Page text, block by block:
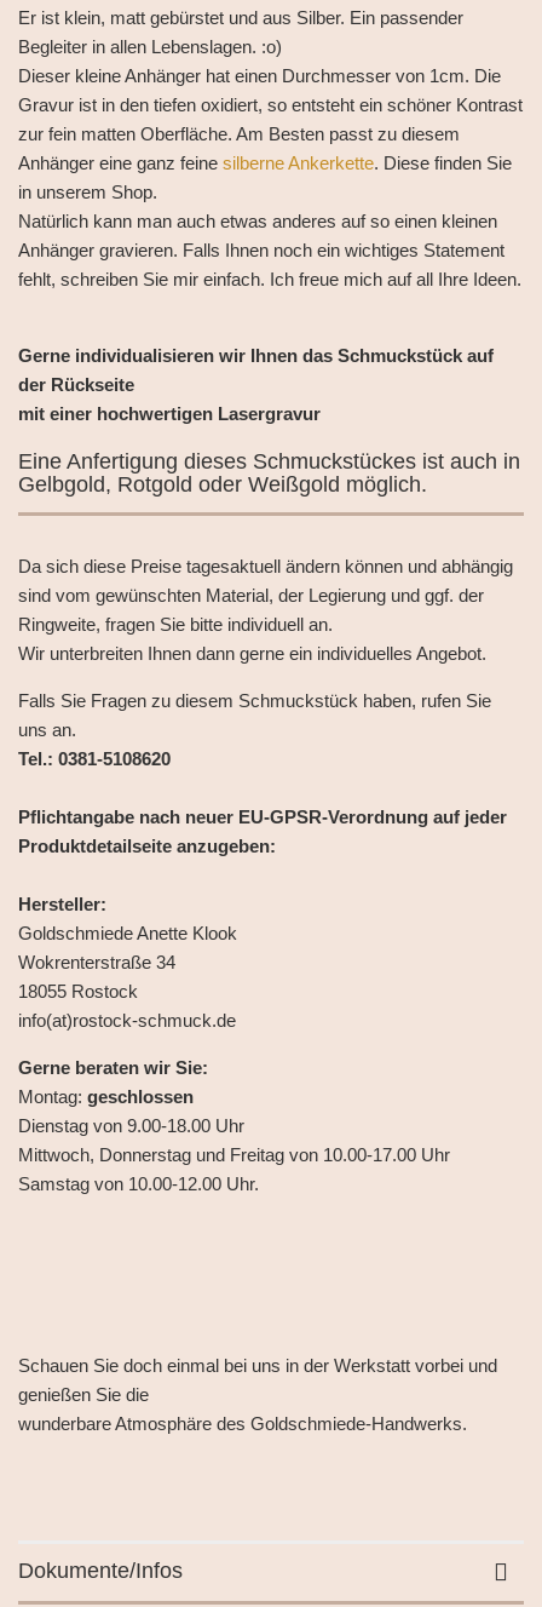
Er ist klein, matt gebürstet und aus Silber. Ein passender
Begleiter in allen Lebenslagen. :o)
Dieser kleine Anhänger hat einen Durchmesser von 1cm. Die
Gravur ist in den tiefen oxidiert, so entsteht ein schöner Kontrast
zur fein matten Oberfläche. Am Besten passt zu diesem
Anhänger eine ganz feine silberne Ankerkette. Diese finden Sie
in unserem Shop.
Natürlich kann man auch etwas anderes auf so einen kleinen
Anhänger gravieren. Falls Ihnen noch ein wichtiges Statement
fehlt, schreiben Sie mir einfach. Ich freue mich auf all Ihre Ideen.
Gerne individualisieren wir Ihnen das Schmuckstück auf
der Rückseite
mit einer hochwertigen Lasergravur
Eine Anfertigung dieses Schmuckstückes ist auch in
Gelbgold, Rotgold oder Weißgold möglich.
Da sich diese Preise tagesaktuell ändern können und abhängig
sind vom gewünschten Material, der Legierung und ggf. der
Ringweite, fragen Sie bitte individuell an.
Wir unterbreiten Ihnen dann gerne ein individuelles Angebot.
Falls Sie Fragen zu diesem Schmuckstück haben, rufen Sie
uns an.
Tel.: 0381-5108620
Pflichtangabe nach neuer EU-GPSR-Verordnung auf jeder
Produktdetailseite anzugeben:
Hersteller:
Goldschmiede Anette Klook
Wokrenterstraße 34
18055 Rostock
info(at)rostock-schmuck.de
Gerne beraten wir Sie:
Montag: geschlossen
Dienstag von 9.00-18.00 Uhr
Mittwoch, Donnerstag und Freitag von 10.00-17.00 Uhr
Samstag von 10.00-12.00 Uhr.
Schauen Sie doch einmal bei uns in der Werkstatt vorbei und
genießen Sie die
wunderbare Atmosphäre des Goldschmiede-Handwerks.
Dokumente/Infos